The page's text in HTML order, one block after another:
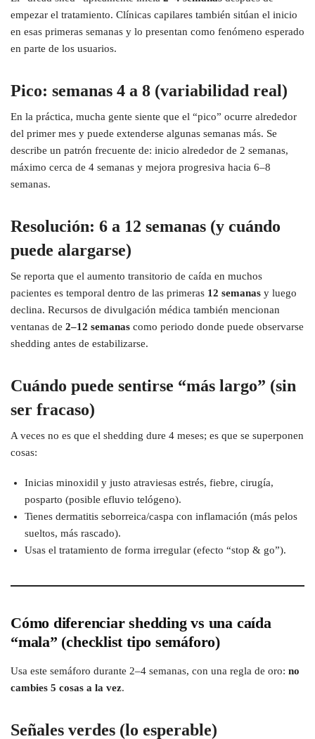
empezar el tratamiento. Clínicas capilares también sitúan el inicio
en esas primeras semanas y lo presentan como fenómeno esperado
en parte de los usuarios.
Pico: semanas 4 a 8 (variabilidad real)
En la práctica, mucha gente siente que el “pico” ocurre alrededor
del primer mes y puede extenderse algunas semanas más. Se
describe un patrón frecuente de: inicio alrededor de 2 semanas,
máximo cerca de 4 semanas y mejora progresiva hacia 6–8
semanas.
Resolución: 6 a 12 semanas (y cuándo
puede alargarse)
Se reporta que el aumento transitorio de caída en muchos
pacientes es temporal dentro de las primeras 12 semanas y luego
declina. Recursos de divulgación médica también mencionan
ventanas de 2–12 semanas como periodo donde puede observarse
shedding antes de estabilizarse.
Cuándo puede sentirse “más largo” (sin
ser fracaso)
A veces no es que el shedding dure 4 meses; es que se superponen
cosas:
Inicias minoxidil y justo atraviesas estrés, fiebre, cirugía,
posparto (posible efluvio telógeno).
Tienes dermatitis seborreica/caspa con inflamación (más pelos
sueltos, más rascado).
Usas el tratamiento de forma irregular (efecto “stop & go”).
Cómo diferenciar shedding vs una caída
“mala” (checklist tipo semáforo)
Usa este semáforo durante 2–4 semanas, con una regla de oro: no
cambies 5 cosas a la vez.
Señales verdes (lo esperable)